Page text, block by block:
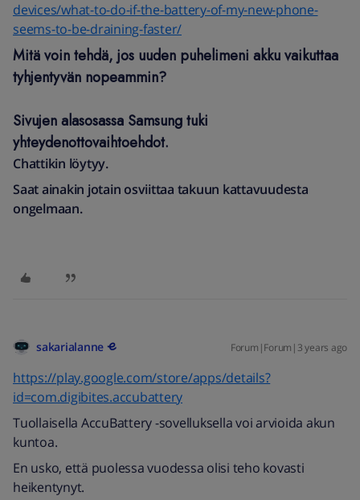
devices/what-to-do-if-the-battery-of-my-new-phone-
seems-to-be-draining-faster/
Mitä voin tehdä, jos uuden puhelimeni akku vaikuttaa
tyhjentyvän nopeammin?
Sivujen alasosassa Samsung tuki
yhteydenottovaihtoehdot.
Chattikin löytyy.
Saat ainakin jotain osviittaa takuun kattavuudesta
ongelmaan.
sakarialanne Forum|Forum|3 years ago
https://play.google.com/store/apps/details?
id=com.digibites.accubattery
Tuollaisella AccuBattery -sovelluksella voi arvioida akun
kuntoa.
En usko, että puolessa vuodessa olisi teho kovasti
heikentynyt.